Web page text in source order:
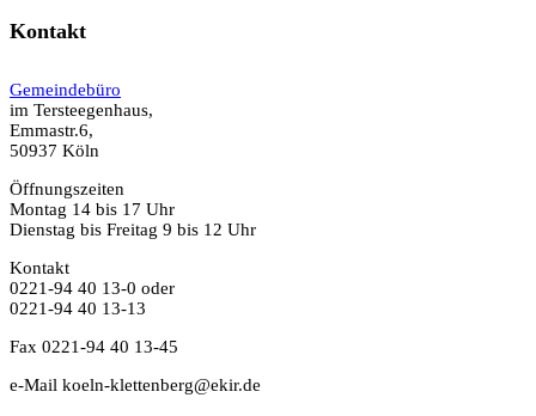
Kontakt
Gemeindebüro
im Tersteegenhaus,
Emmastr.6,
50937 Köln
Öffnungszeiten
Montag 14 bis 17 Uhr
Dienstag bis Freitag 9 bis 12 Uhr
Kontakt
0221-94 40 13-0 oder
0221-94 40 13-13
Fax 0221-94 40 13-45
e-Mail koeln-klettenberg@ekir.de